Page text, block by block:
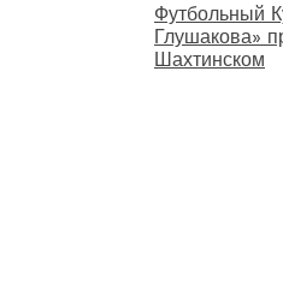
Футбольный
Глушакова»
Шахтинском